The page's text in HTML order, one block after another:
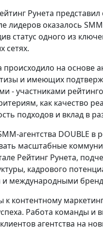
Рунета
лидеров оказалось
статус одного из
сетях.
на основе
и имеющих
- участниками
как качество
подходов и вклад в
агентства DOUBLE в
масштабные
Рейтинг Рунета,
кадрового
международными
контентному
Работа команды и
агентства на